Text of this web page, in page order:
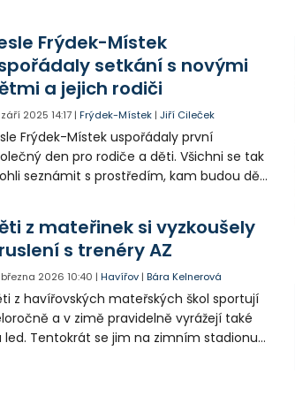
Frýdek-Místek
setkání s novými
a jejich rodiči
září 2025 14:17 |Frýdek-Místek |Jiří Cileček
Frýdek-Místek uspořádaly první
den pro rodiče a děti. Všichni se tak
seznámit s prostředím, kam budou děti
na 120 hodin měsíčně, aniž by přišli o
příspěvek.
z mateřinek si vyzkoušely
s trenéry AZ
března 2026 10:40 |Havířov |Bára Kelnerová
z havířovských mateřských škol sportují
a v zimě pravidelně vyrážejí také
led. Tentokrát se jim na zimním stadionu